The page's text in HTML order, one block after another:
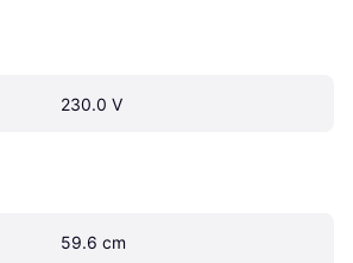
230.0 V
59.6 cm